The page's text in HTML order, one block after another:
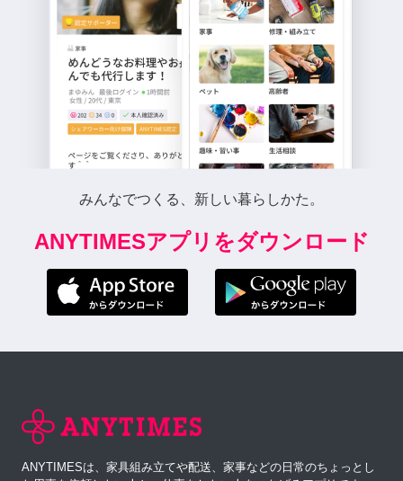
みんなでつくる、新しい暮らしかた。
ANYTIMESアプリをダウンロード
ANYTIMESは、家具組み立てや配送、家事などの日常のちょっとし